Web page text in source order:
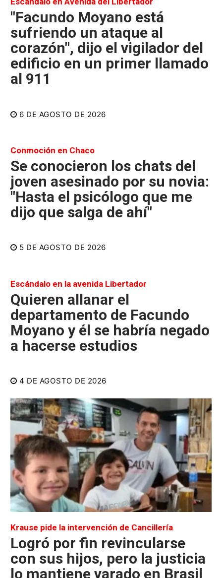
"Facundo Moyano está
sufriendo un ataque al
corazón", dijo el vigilador del
edificio en un primer llamado
al 911
6 DE AGOSTO DE 2026
Conmoción en Chaco
Se conocieron los chats del
joven asesinado por su novia:
"Hasta el psicólogo que me
dijo que salga de ahí"
5 DE AGOSTO DE 2026
Escándalo en la avenida Libertador
Quieren allanar el
departamento de Facundo
Moyano y él se habría negado
a hacerse estudios
4 DE AGOSTO DE 2026
Krause pide la intervención de Cancillería
Logró por fin revincularse
con sus hijos, pero la justicia
lo mantiene varado en Brasil